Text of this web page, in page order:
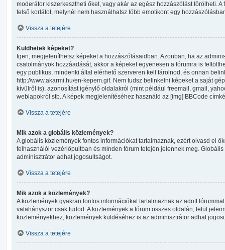
moderátor kiszerkesztheti őket, vagy akár az egész hozzászólást törölheti.
felső korlátot, melynél nem használhatsz több emotikont egy
Vissza a tetejére
Küldhetek képeket?
Igen, megjeleníthetsz képeket a hozzászólásaidban. Azonban, ha az
csatolmányok hozzáadását, akkor a képeket egyenesen a fórumra is
egy publikus, mindenki által elérhető szerveren kell tárolnod, és onnan
http://www.akarmi.hu/en-kepem.gif. Nem tudsz belinkelni képeket a saját
kívülről is), azonosítást igénylő oldalakról (mint például freemail, gmail,
weblapokról stb. A képek megjelenítéséhez használd az [img] BBCode
Vissza a tetejére
Mik azok a globális közlemények?
A globális közlemények fontos információkat tartalmaznak, ezért olvasd el
felhasználói vezérlőpultban és minden fórum tetején jelennek meg.
adminisztrátor adhat jogosultságot.
Vissza a tetejére
Mik azok a közlemények?
A közlemények gyakran fontos információkat tartalmaznak az adott
valahányszor csak tudod. A közlemények a fórum összes oldalán, felül
közleményekhez, közlemények küldéséhez is az adminisztrátor adhat
Vissza a tetejére